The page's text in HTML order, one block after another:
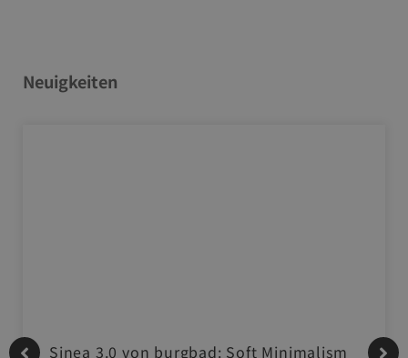
Neuigkeiten
Sinea 3.0 von burgbad: Soft Minimalism